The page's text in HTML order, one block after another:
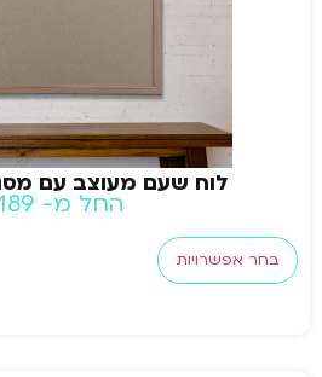
לוח שעם מעוצב עם
החל מ-
בחר אפשרויות